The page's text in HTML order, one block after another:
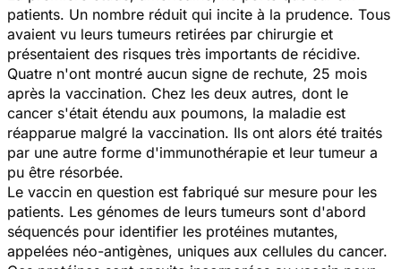
patients. Un nombre réduit qui incite à la prudence. Tous
avaient vu leurs tumeurs retirées par chirurgie et
présentaient des risques très importants de récidive.
Quatre n'ont montré aucun signe de rechute, 25 mois
après la vaccination. Chez les deux autres, dont le
cancer s'était étendu aux poumons, la maladie est
réapparue malgré la vaccination. Ils ont alors été traités
par une autre forme d'immunothérapie et leur tumeur a
pu être résorbée.
Le vaccin en question est fabriqué sur mesure pour les
patients. Les génomes de leurs tumeurs sont d'abord
séquencés pour identifier les protéines mutantes,
appelées néo-antigènes, uniques aux cellules du cancer.